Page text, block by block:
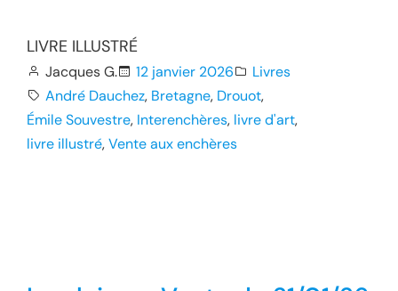
LIVRE ILLUSTRÉ
Jacques G. 12 janvier 2026
Livres
André Dauchez, Bretagne, Drouot,
Émile Souvestre, Interenchères, livre d'art,
livre illustré, Vente aux enchères